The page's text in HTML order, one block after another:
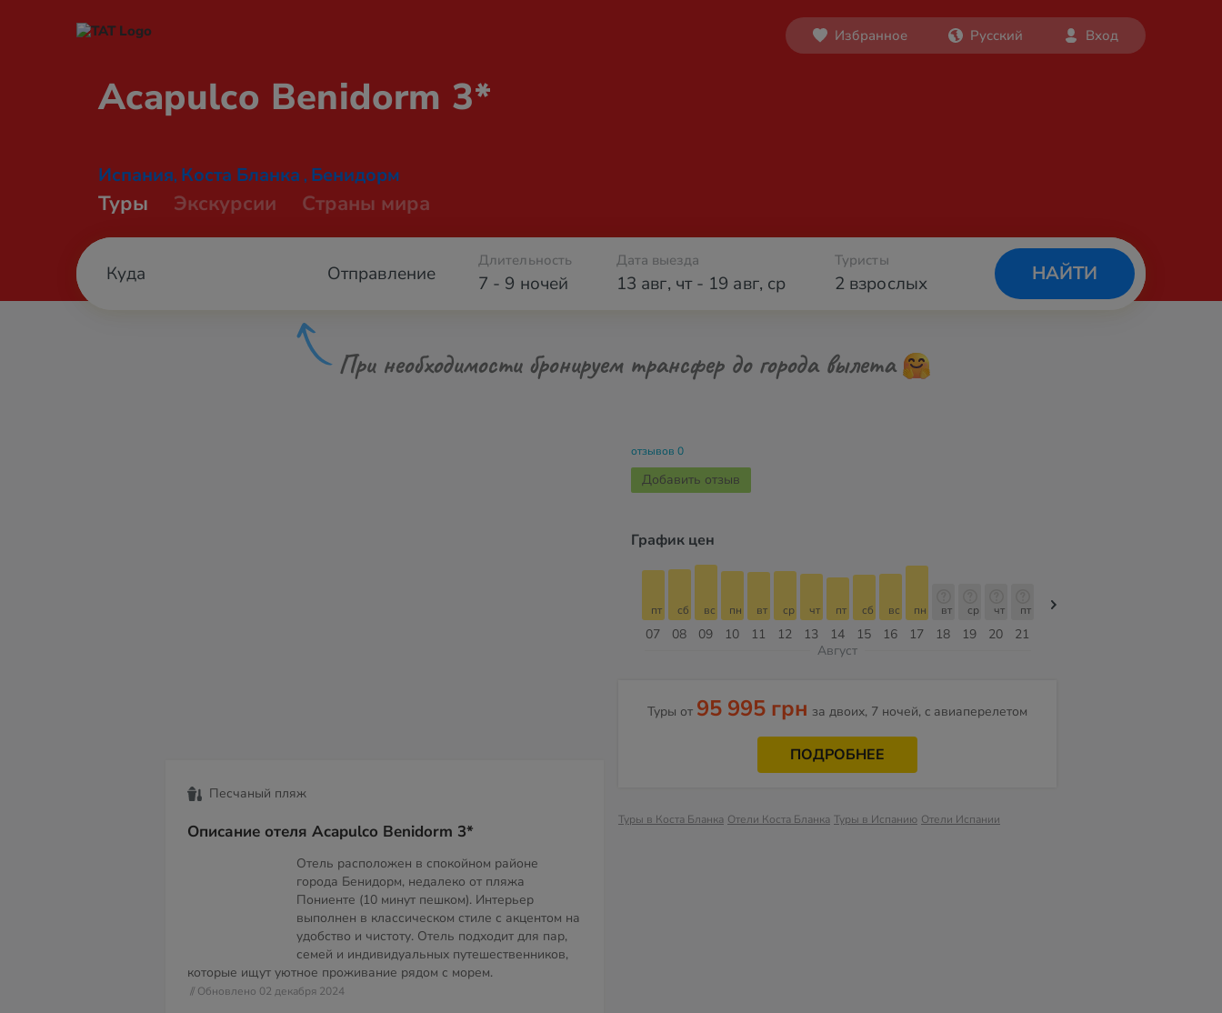
Избранное Русский Вход
Acapulco Benidorm 3*
Испания, Коста Бланка , Бенидорм
Туры Экскурсии Страны мира
Отправление 7 - 9 ночей
Длительность Дата выезда
13 авг, чт- 19 авг, ср 2 взрослых
Туристы
НАЙТИ
При необходимости бронируем трансфер до города вылета
Песчаный пляж
Описание отеля Acapulco Benidorm 3*
Отель расположен в спокойном районе
города Бенидорм, недалеко от пляжа
Пониенте (10 минут пешком). Интерьер
выполнен в классическом стиле с акцентом на
удобство и чистоту. Отель подходит для пар,
семей и индивидуальных путешественников,
которые ищут уютное проживание рядом с морем.
// Обновлено 02 декабря 2024
отзывов 0
Добавить отзыв
График цен
07
пт
08
сб
09
вс
10
пн
11
вт
12
ср
13
чт
14
пт
15
сб
16
вс
17
пн
18
вт
19
ср
20
чт
21
пт
Август
Туры от 95 995 грн за двоих, 7 ночей, c авиаперелетом
ПОДРОБНЕЕ
Туры в Коста Бланка Отели Коста Бланка Туры в Испанию Отели Испании